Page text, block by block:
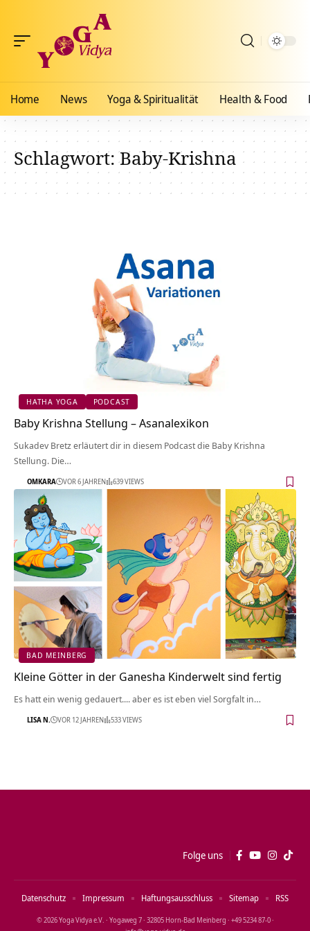
Home News Yoga & Spiritualität Health & Food
Schlagwort:Baby-Krishna
HATHA YOGA PODCAST
Baby Krishna Stellung – Asanalexikon
Sukadev Bretz erläutert dir in diesem Podcast die Baby Krishna
Stellung. Die…
OMKARA VOR 6 JAHREN 639 VIEWS
BAD MEINBERG
Kleine Götter in der Ganesha Kinderwelt sind fertig
Es hatt ein wenig gedauert.... aber es ist eben viel Sorgfalt in…
LISA N. VOR 12 JAHREN 533 VIEWS
Folge uns
© 2026 Yoga Vidya e.V. · Yogaweg 7 · 32805 Horn‑Bad Meinberg · +49 5234 87‑0 ·
Datenschutz Impressum Haftungsausschluss Sitemap RSS